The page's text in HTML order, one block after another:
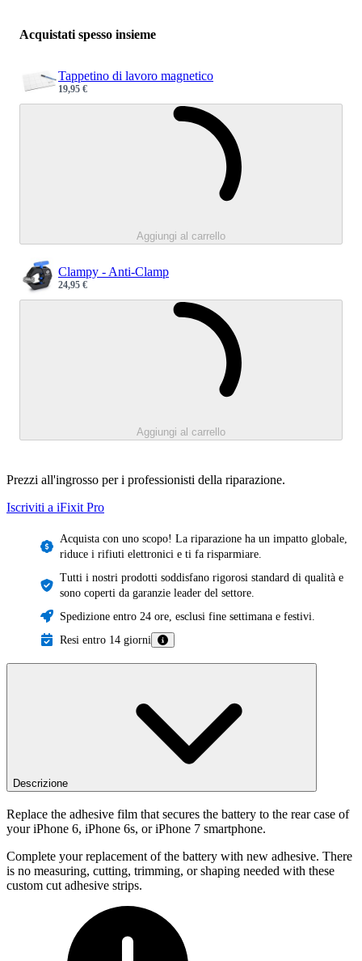
Acquistati spesso insieme
Tappetino di lavoro magnetico
Sale price
19,95 €
Aggiungi al carrello
Clampy - Anti-Clamp
Sale price
24,95 €
Aggiungi al carrello
Prezzi all'ingrosso per i professionisti della riparazione.
Iscriviti a iFixit Pro
Acquista con uno scopo! La riparazione ha un impatto globale,
riduce i rifiuti elettronici e ti fa risparmiare.
Tutti i nostri prodotti soddisfano rigorosi standard di qualità e
sono coperti da garanzie leader del settore.
Spedizione entro 24 ore, esclusi fine settimana e festivi.
Resi entro 14 giorni
Descrizione
Replace the adhesive film that secures the battery to the rear case of
your iPhone 6, iPhone 6s, or iPhone 7 smartphone.
Complete your replacement of the battery with new adhesive. There
is no measuring, cutting, trimming, or shaping needed with these
custom cut adhesive strips.